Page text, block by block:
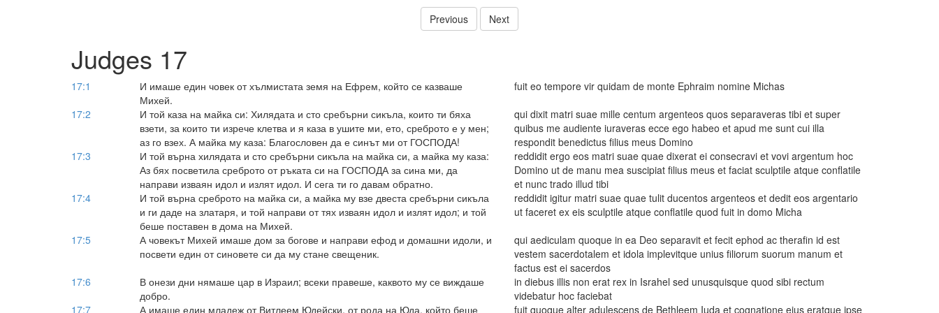
Previous Next
Judges 17
17:1
И имаше един човек от хълмистата земя на Ефрем, който се казваше
Михей.
fuit eo tempore vir quidam de monte Ephraim nomine Michas
17:2
И той каза на майка си: Хилядата и сто сребърни сикъла, които ти бяха
взети, за които ти изрече клетва и я каза в ушите ми, ето, среброто е у мен;
аз го взех. А майка му каза: Благословен да е синът ми от ГОСПОДА!
qui dixit matri suae mille centum argenteos quos separaveras tibi et super
quibus me audiente iuraveras ecce ego habeo et apud me sunt cui illa
respondit benedictus filius meus Domino
17:3
И той върна хилядата и сто сребърни сикъла на майка си, а майка му каза:
Аз бях посветила среброто от ръката си на ГОСПОДА за сина ми, да
направи изваян идол и излят идол. И сега ти го давам обратно.
reddidit ergo eos matri suae quae dixerat ei consecravi et vovi argentum hoc
Domino ut de manu mea suscipiat filius meus et faciat sculptile atque conflatile
et nunc trado illud tibi
17:4
И той върна среброто на майка си, а майка му взе двеста сребърни сикъла
и ги даде на златаря, и той направи от тях изваян идол и излят идол; и той
беше поставен в дома на Михей.
reddidit igitur matri suae quae tulit ducentos argenteos et dedit eos argentario
ut faceret ex eis sculptile atque conflatile quod fuit in domo Micha
17:5
А човекът Михей имаше дом за богове и направи ефод и домашни идоли, и
посвети един от синовете си да му стане свещеник.
qui aediculam quoque in ea Deo separavit et fecit ephod ac therafin id est
vestem sacerdotalem et idola implevitque unius filiorum suorum manum et
factus est ei sacerdos
17:6
В онези дни нямаше цар в Израил; всеки правеше, каквото му се виждаше
добро.
in diebus illis non erat rex in Israhel sed unusquisque quod sibi rectum
videbatur hoc faciebat
17:7
А имаше един младеж от Витлеем Юдейски, от рода на Юда, който беше fuit quoque alter adulescens de Bethleem Iuda et cognatione eius eratque ipse